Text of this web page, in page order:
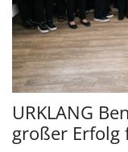
URKLANG
großer Erfolg